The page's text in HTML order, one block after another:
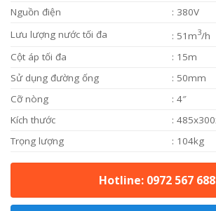
Nguồn điện
: 380V
Lưu lượng nước tối đa
: 51m3/h
Cột áp tối đa
: 15m
Sử dụng đường ống
: 50mm
Cỡ nòng
: 4″
Kích thước
:
Trọng lượng
: 104kg
Hotline: 0972 567 688